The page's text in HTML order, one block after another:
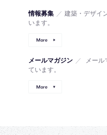
情報募集 ／ 建築・デザイ
います。
More
メールマガジン ／
メー
ています。
More